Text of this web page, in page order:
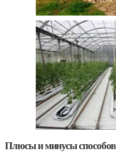
Плюсы и минусы способов